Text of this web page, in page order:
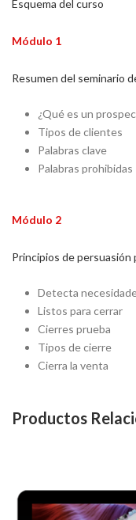
Esquema del curso
Módulo 1
Resumen del seminario
¿Qué es un
Tipos de clientes
Palabras clave
Palabras prohibidas
Módulo 2
Principios de persuasión
Detecta
Listos para cerrar
Cierres prueba
Tipos de cierre
Cierra la venta
Productos